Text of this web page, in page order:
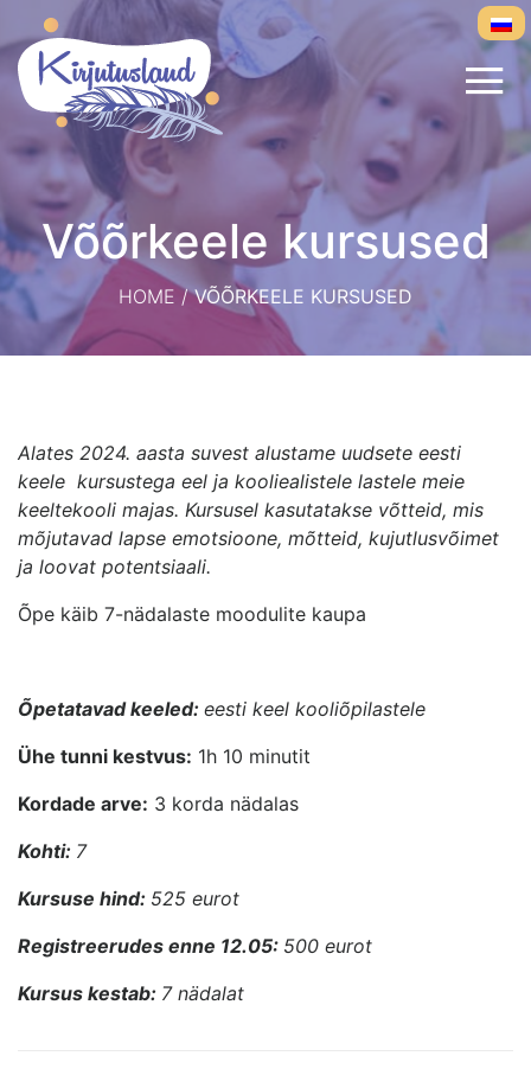
Võõrkeele kursused
HOME / VÕÕRKEELE KURSUSED
Alates 2024. aasta suvest alustame uudsete eesti
keele kursustega eel ja kooliealistele lastele meie
keeltekooli majas. Kursusel kasutatakse võtteid, mis
mõjutavad lapse emotsioone, mõtteid, kujutlusvõimet
ja loovat potentsiaali.
Õpe käib 7-nädalaste moodulite kaupa
Õpetatavad keeled: eesti keel kooliõpilastele
Ühe tunni kestvus: 1h 10 minutit
Kordade arve: 3 korda nädalas
Kohti: 7
Kursuse hind: 525 eurot
Registreerudes enne 12.05: 500 eurot
Kursus kestab: 7 nädalat